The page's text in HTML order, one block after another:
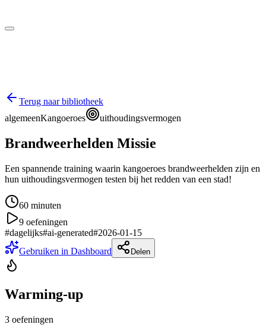
Terug naar bibliotheek
algemeenKangoeroes uithoudingsvermogen
Brandweerhelden Missie
Een spannende training waarin kangoeroes brandweerhelden zijn en
hun uithoudingsvermogen testen bij het redden van een stad!
60 minuten
9 oefeningen
#dagelijks#ai-generated#2026-01-15
Gebruiken in Dashboard
Delen
Warming-up
3 oefeningen